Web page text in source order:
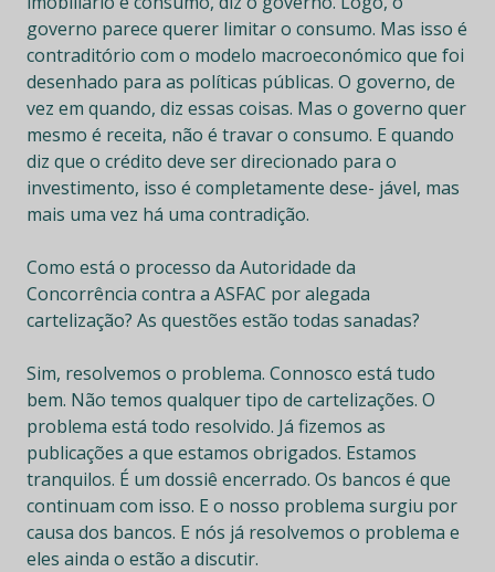
governo parece querer limitar o consumo. Mas isso é
contraditório com o modelo macroeconómico que foi
desenhado para as políticas públicas. O governo, de
vez em quando, diz essas coisas. Mas o governo quer
mesmo é receita, não é travar o consumo. E quando
diz que o crédito deve ser direcionado para o
investimento, isso é completamente dese- jável, mas
mais uma vez há uma contradição.
Como está o processo da Autoridade da
Concorrência contra a ASFAC por alegada
cartelização? As questões estão todas sanadas?
Sim, resolvemos o problema. Connosco está tudo
bem. Não temos qualquer tipo de cartelizações. O
problema está todo resolvido. Já fizemos as
publicações a que estamos obrigados. Estamos
tranquilos. É um dossiê encerrado. Os bancos é que
continuam com isso. E o nosso problema surgiu por
causa dos bancos. E nós já resolvemos o problema e
eles ainda o estão a discutir.